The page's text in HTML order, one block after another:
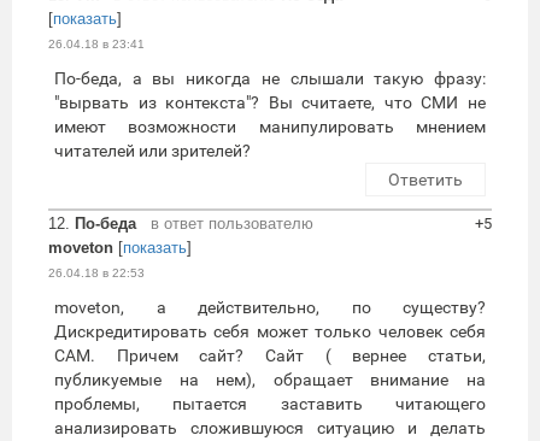
[показать]
26.04.18 в 23:41
По-беда, а вы никогда не слышали такую фразу:
"вырвать из контекста"? Вы считаете, что СМИ не
имеют возможности манипулировать мнением
читателей или зрителей?
Ответить
12. По-беда
в ответ пользователю
moveton [показать]
26.04.18 в 22:53
+5
moveton, а действительно, по существу?
Дискредитировать себя может только человек себя
САМ. Причем сайт? Сайт ( вернее статьи,
публикуемые на нем), обращает внимание на
проблемы, пытается заставить читающего
анализировать сложившуюся ситуацию и делать